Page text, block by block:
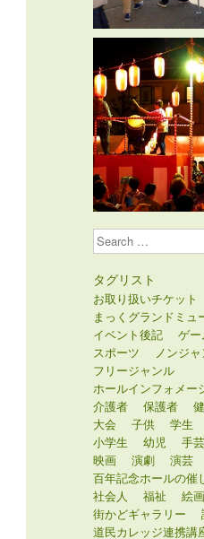
Search
タグリスト
お取り扱いチケット
まっくグランドミュ
イベント後記
ゲー
スポーツ
ノンジ
フリージャンル
ホールインフォメー
介護者
保護者
大会
子供 学生
小学生
幼児 手芸
映画
演劇
演芸
百年記念ホールの催
社会人
福祉 絵画
街かどギャラリー
道民カレッジ連携講